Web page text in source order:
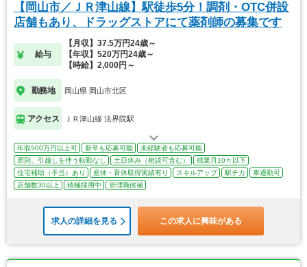
【岡山市／ＪＲ津山線】駅徒歩5分！調剤・OTC併設
店舗もあり、ドラッグストアにて薬剤師の募集です
給与
【月収】37.5万円24歳～
【年収】520万円24歳～
【時給】2,000円～
勤務地 岡山県 岡山市北区
アクセス ＪＲ津山線 法界院駅
年収500万円以上可 新卒も応募可能
未経験者も応募可能
原則、引越しを伴う転勤なし
土日休み（相談可含む）
残業月10ｈ以下
住宅補助（手当）あり
産休・育休取得実績有り スキルアップ 駅チカ
車通勤可
店舗数30以上
積極採用中 管理職候補
求人の詳細を見る この求人に興味がある